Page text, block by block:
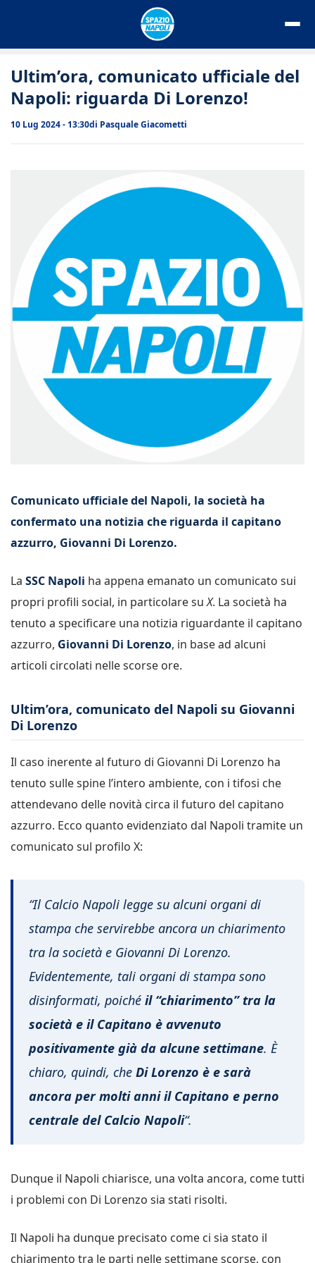
Ultim’ora, comunicato ufficiale del
Napoli: riguarda Di Lorenzo!
10 Lug 2024 - 13:30di Pasquale Giacometti
Comunicato ufficiale del Napoli, la società ha
confermato una notizia che riguarda il capitano
azzurro, Giovanni Di Lorenzo.
La SSC Napoli ha appena emanato un comunicato sui
propri profili social, in particolare suX. La società ha
tenuto a specificare una notizia riguardante il capitano
azzurro, Giovanni Di Lorenzo, in base ad alcuni
articoli circolati nelle scorse ore.
Ultim’ora, comunicato del Napoli su Giovanni
Di Lorenzo
Il caso inerente al futuro di Giovanni Di Lorenzo ha
tenuto sulle spine l’intero ambiente, con i tifosi che
attendevano delle novità circa il futuro del capitano
azzurro. Ecco quanto evidenziato dal Napoli tramite un
comunicato sul profilo X:
“Il Calcio Napoli legge su alcuni organi di
stampa che servirebbe ancora un chiarimento
tra la società e Giovanni Di Lorenzo.
Evidentemente, tali organi di stampa sono
disinformati, poiché il “chiarimento” tra la
società e il Capitano è avvenuto
positivamente già da alcune settimane. È
chiaro, quindi, che Di Lorenzo è e sarà
ancora per molti anni il Capitano e perno
centrale del Calcio Napoli“.
Dunque il Napoli chiarisce, una volta ancora, come tutti
i problemi con Di Lorenzo sia stati risolti.
Il Napoli ha dunque precisato come ci sia stato il
chiarimento tra le parti nelle settimane scorse, con